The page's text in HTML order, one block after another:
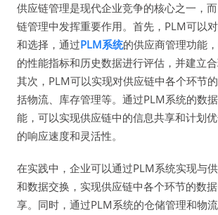
供应链管理是现代企业竞争的核心之一，
链管理中发挥重要作用。首先，PLM可以
和选择，通过PLM系统的供应商管理功能
的性能指标和历史数据进行评估，并建立合
其次，PLM可以实现对供应链中各个环节
括物流、库存管理等。通过PLM系统的数
能，可以实现供应链中的信息共享和计划
的响应速度和灵活性。
在实践中，企业可以通过PLM系统实现与
和数据交换，实现供应链中各个环节的数
享。同时，通过PLM系统的仓储管理和物